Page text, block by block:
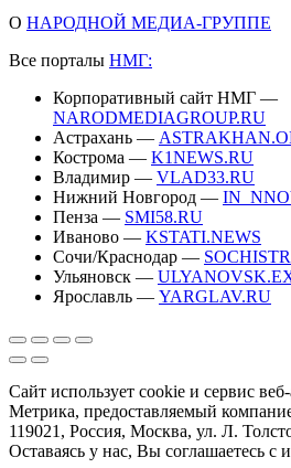
О НАРОДНОЙ МЕДИА-ГРУППЕ
Все порталы НМГ:
Корпоративный сайт НМГ —
NARODMEDIAGROUP.RU
Астрахань —
Кострома — K1NEWS.RU
Владимир — VLAD33.RU
Нижний Новгород —
Пенза — SMI58.RU
Иваново — KSTATI.NEWS
Сочи/Краснодар —
Ульяновск —
Ярославль — YARGLAV.RU
Сайт использует cookie и сервис
Метрика, предоставляемый
119021, Россия, Москва, ул. Л.
Оставаясь у нас, Вы соглашаетесь с